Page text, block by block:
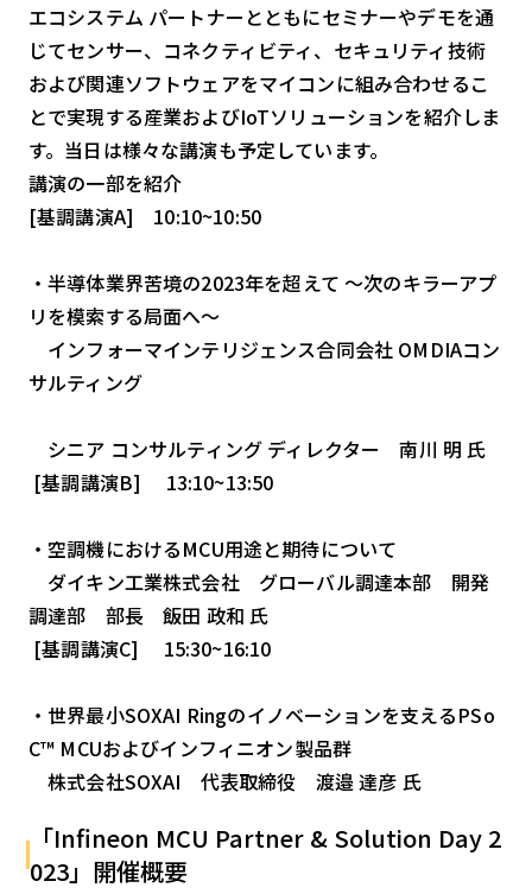
AI
おすすめ
SIM
スマホ
エコシステム パートナーとともにセミナーやデモを通
じてセンサー、コネクティビティ、セキュリティ技術
および関連ソフトウェアをマイコンに組み合わせるこ
とで実現する産業およびIoTソリューションを紹介しま
す。当日は様々な講演も予定しています。
講演の一部を紹介
[基調講演A] 10:10~10:50
・半導体業界苦境の2023年を超えて ～次のキラーアプ
リを模索する局面へ～
インフォーマインテリジェンス合同会社 OMDIAコン
サルティング
シニア コンサルティング ディレクター 南川 明 氏
[基調講演B] 13:10~13:50
・空調機におけるMCU用途と期待について
ダイキン工業株式会社 グローバル調達本部 開発
調達部 部長 飯田 政和 氏
[基調講演C] 15:30~16:10
・世界最小SOXAI Ringのイノベーションを支えるPSo
C™ MCUおよびインフィニオン製品群
株式会社SOXAI 代表取締役 渡邉 達彦 氏
「Infineon MCU Partner & Solution Day 2
023」開催概要